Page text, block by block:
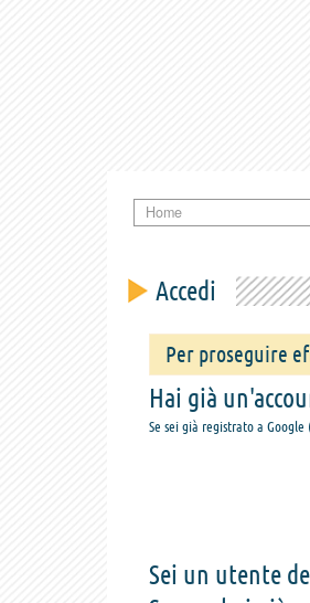
Home
Accedi
Per proseguire
Hai già
Se sei già registrato a
Sei un utente